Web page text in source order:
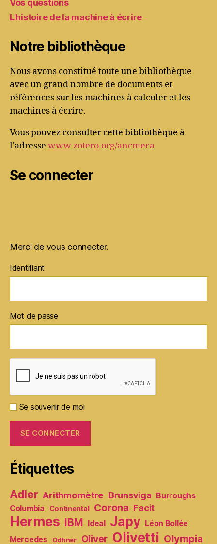
Vos questions
L’histoire de la machine à écrire
Notre bibliothèque
Nous avons constitué toute une bibliothèque
avec un grand nombre de documents et
références sur les machines à calculer et les
machines à écrire.
Vous pouvez consulter cette bibliothèque à
l'adresse www.zotero.org/ancmeca
Se connecter
Merci de vous connecter.
Identifiant
Mot de passe
Se souvenir de moi
Étiquettes
Adler Arithmomètre Brunsviga Burroughs
Columbia
Continental Corona Facit
Hermes IBM Ideal Japy Léon Bollée
Mercedes
Odhner Oliver Olivetti Olympia